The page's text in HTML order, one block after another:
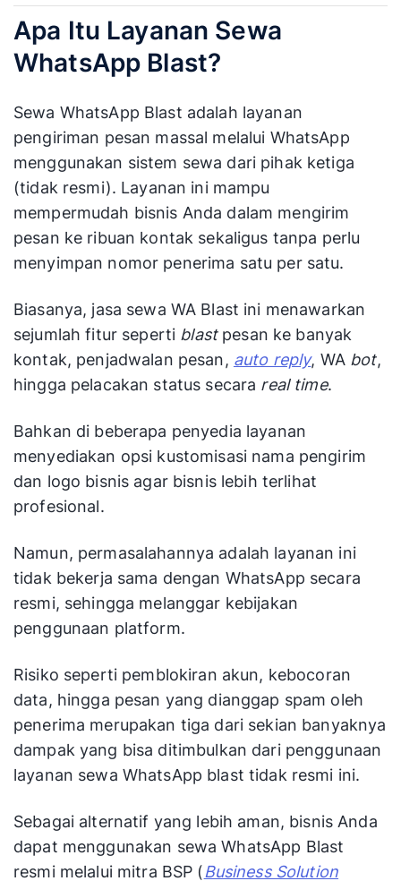
Apa Itu Layanan Sewa
WhatsApp Blast?
Sewa WhatsApp Blast adalah layanan
pengiriman pesan massal melalui WhatsApp
menggunakan sistem sewa dari pihak ketiga
(tidak resmi). Layanan ini mampu
mempermudah bisnis Anda dalam mengirim
pesan ke ribuan kontak sekaligus tanpa perlu
menyimpan nomor penerima satu per satu.
Biasanya, jasa sewa WA Blast ini menawarkan
sejumlah fitur seperti blastpesan ke banyak
kontak, penjadwalan pesan, auto reply, WAbot,
hingga pelacakan status secara real time.
Bahkan di beberapa penyedia layanan
menyediakan opsi kustomisasi nama pengirim
dan logo bisnis agar bisnis lebih terlihat
profesional.
Namun, permasalahannya adalah layanan ini
tidak bekerja sama dengan WhatsApp secara
resmi, sehingga melanggar kebijakan
penggunaan platform.
Risiko seperti pemblokiran akun, kebocoran
data, hingga pesan yang dianggap spam oleh
penerima merupakan tiga dari sekian banyaknya
dampak yang bisa ditimbulkan dari penggunaan
layanan sewa WhatsApp blast tidak resmi ini.
Sebagai alternatif yang lebih aman, bisnis Anda
dapat menggunakan sewa WhatsApp Blast
resmi melalui mitra BSP (Business Solution